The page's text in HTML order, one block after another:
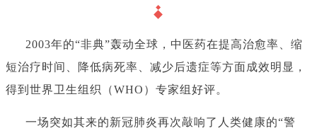
2003年的“非典”轰动全球，中医药在提高治愈率、缩
短治疗时间、降低病死率、减少后遗症等方面成效明显，
得到世界卫生组织（WHO）专家组好评。
一场突如其来的新冠肺炎再次敲响了人类健康的“警